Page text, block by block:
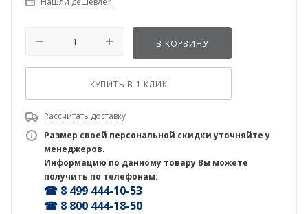
В КОРЗИНУ
КУПИТЬ В 1 КЛИК
Рассчитать доставку
Размер своей персональной скидки уточняйте у
менеджеров.
Информацию по данному товару Вы можете
получить по телефонам:
☎ 8 499 444-10-53
☎ 8 800 444-18-50